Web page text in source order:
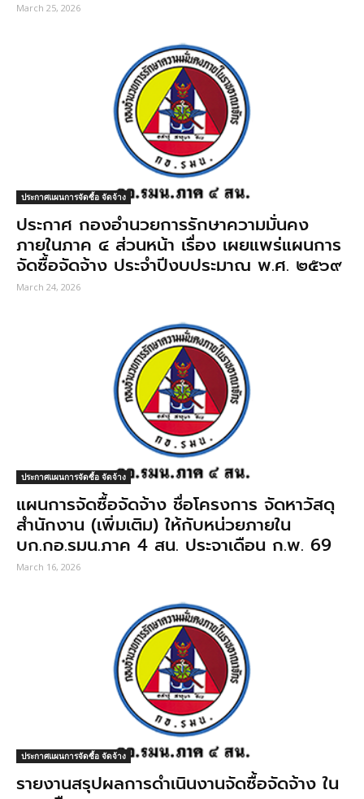
March 25, 2026
ประกาศแผนการจัดซื้อ จัดจ้าง
ประกาศ กองอํานวยการรักษาความมั่นคง
ภายในภาค ๔ ส่วนหน้า เรื่อง เผยแพร่แผนการ
จัดซื้อจัดจ้าง ประจำปีงบประมาณ พ.ศ. ๒๕๖๙
March 24, 2026
ประกาศแผนการจัดซื้อ จัดจ้าง
แผนการจัดซื้อจัดจ้าง ชื่อโครงการ จัดหาวัสดุ
สำนักงาน (เพิ่มเติม) ให้กับหน่วยภายใน
บก.กอ.รมน.ภาค 4 สน. ประจาเดือน ก.พ. 69
March 16, 2026
ประกาศแผนการจัดซื้อ จัดจ้าง
รายงานสรุปผลการดำเนินงานจัดซื้อจัดจ้าง ใน